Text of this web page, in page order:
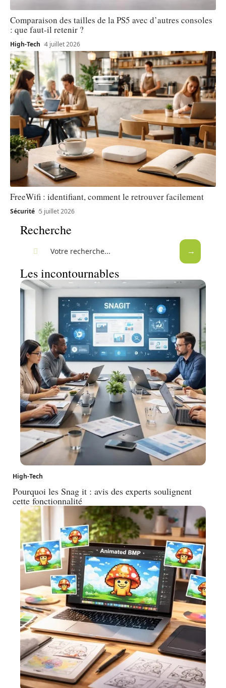
Comparaison des tailles de la PS5 avec d’autres consoles
: que faut-il retenir ?
High-Tech 4 juillet 2026
FreeWifi : identifiant, comment le retrouver facilement
Sécurité 5 juillet 2026
Recherche
Les incontournables
High-Tech
Pourquoi les Snag it : avis des experts soulignent
cette fonctionnalité